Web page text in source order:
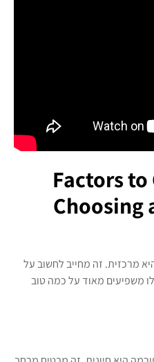
Factors to
Choosing
מרכזית. זה מחייב לחשוב על
משפיעים מאוד על כמה טוב